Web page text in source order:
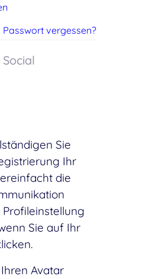
Passwort vergessen?
Social
Sie
Ihr
die
Sie auf Ihr
Avatar